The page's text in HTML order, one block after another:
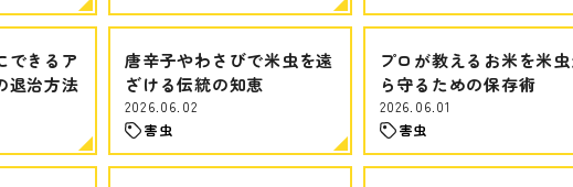
できるア
退治方法
唐辛子やわさびで米虫を遠
ざける伝統の知恵
2026.06.02
害虫
プロが教えるお米を米
ら守るための保存術
2026.06.01
害虫